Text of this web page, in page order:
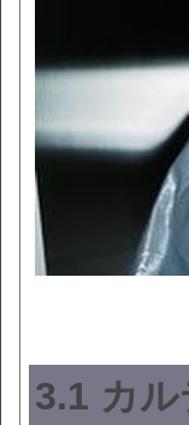
3.1 カ